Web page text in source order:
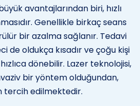
avantajlarından biri, hızlı
Genellikle birkaç seans
bir azalma sağlanır. Tedavi
de oldukça kısadır ve çoğu kişi
dönebilir. Lazer teknolojisi,
bir yöntem olduğundan,
tercih edilmektedir.